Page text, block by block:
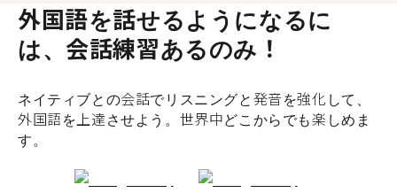
外国語を話せるようになるに
は、会話練習あるのみ！
ネイティブとの会話でリスニングと発音を強化して、
外国語を上達させよう。世界中どこからでも楽しめま
す。